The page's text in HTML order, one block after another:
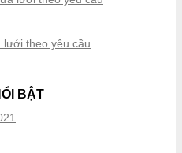
theo yêu cầu
BẬT